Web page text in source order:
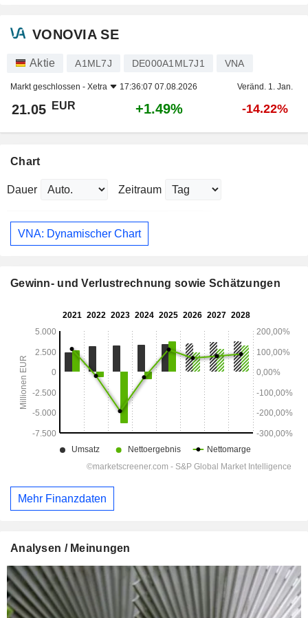
VONOVIA SE
Aktie A1ML7J DE000A1ML7J1 VNA
Markt geschlossen - Xetra 17:36:07 07.08.2026 Veränd. 1. Jan.
21.05 EUR +1.49% -14.22%
Chart
Dauer Zeitraum
VNA: Dynamischer Chart
Gewinn- und Verlustrechnung sowie Schätzungen
Mehr Finanzdaten
Analysen / Meinungen